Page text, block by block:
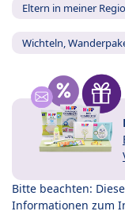
Eltern in meiner
Wichteln,
Bitte beachten:
Informationen zum